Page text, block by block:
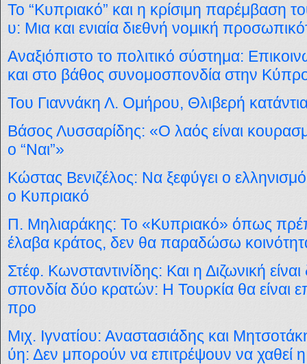
Το “Κυπριακό” και η κρίσιμη
υ: Μια και ενιαία διεθνή νομική
Αναξιόπιστο το πολιτικό σύστημα:
και στο βάθος συνομοσπονδία στην
Του Γιαννάκη Λ. Ομήρου, Θλιβερή
Βάσος Λυσσαρίδης: «Ο λαός είναι
ο “Ναι”»
Κώστας Βενιζέλος: Να ξεφύγει ο
ο Κυπριακό
Π. Μηλιαράκης: Το «Κυπριακό» όπως
έλαβα κράτος, δεν θα παραδώσω
Στέφ. Κωνσταντινίδης: Και η Διζωνική
σπονδία δύο κρατών: Η Τουρκία θα είναι
προ
Μιχ. Ιγνατίου: Αναστασιάδης και
ύη: Δεν μπορούν να επιτρέψουν να